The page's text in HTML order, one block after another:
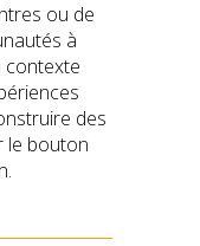
ou de
à
contexte
des
le bouton